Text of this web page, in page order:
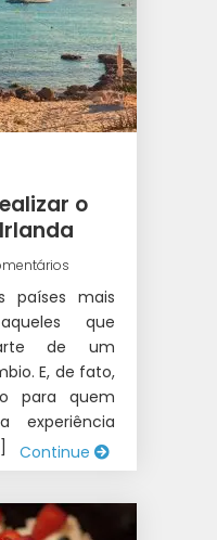
o
países mais
que
de um
E, de fato,
para quem
experiência
Continue